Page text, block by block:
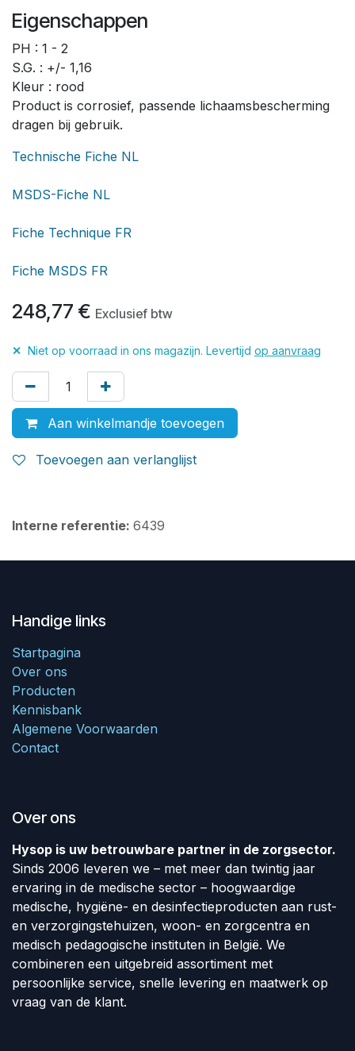
Eigenschappen
PH : 1 - 2
S.G. : +/- 1,16
Kleur : rood
Product is corrosief, passende lichaamsbescherming
dragen bij gebruik.
Technische Fiche NL
MSDS-Fiche NL
Fiche Technique FR
Fiche MSDS FR
248,77 € Exclusief btw
✕ Niet op voorraad in ons magazijn. Levertijd op aanvraag
Aan winkelmandje toevoegen
Toevoegen aan verlanglijst
Interne referentie: 6439
Handige links
Startpagina
Over ons
Producten
Kennisbank
Algemene Voorwaarden
Contact
Over ons
Hysop is uw betrouwbare partner in de zorgsector.
Sinds 2006 leveren we – met meer dan twintig jaar
ervaring in de medische sector – hoogwaardige
medische, hygiëne- en desinfectieproducten aan rust-
en verzorgingstehuizen, woon- en zorgcentra en
medisch pedagogische instituten in België. We
combineren een uitgebreid assortiment met
persoonlijke service, snelle levering en maatwerk op
vraag van de klant.